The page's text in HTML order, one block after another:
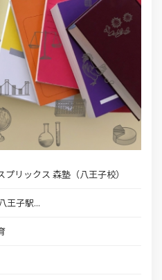
プリックス 森塾（八王子校）
王子駅...